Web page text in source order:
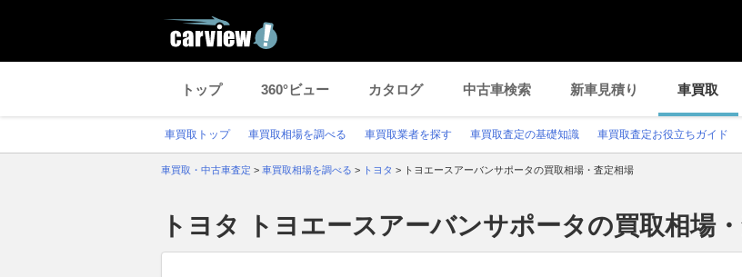
トップ 360°ビュー カタログ 中古車検索 新車見積り 車買取
車買取トップ 車買取相場を調べる 車買取業者を探す 車買取査定の基礎知識 車買取査定お役立ちガイド
車買取・中古車査定 > 車買取相場を調べる > トヨタ > トヨエースアーバンサポータの買取相場・査定相場
トヨタ トヨエースアーバンサポータの買取相場